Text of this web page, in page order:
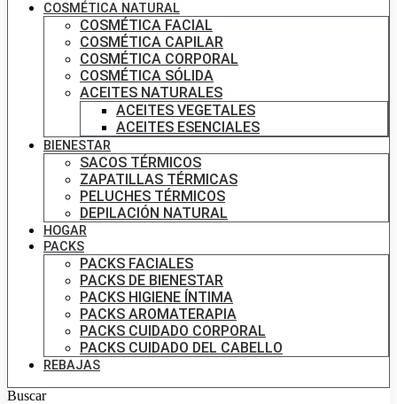
COSMÉTICA NATURAL
COSMÉTICA FACIAL
COSMÉTICA CAPILAR
COSMÉTICA CORPORAL
COSMÉTICA SÓLIDA
ACEITES NATURALES
ACEITES VEGETALES
ACEITES ESENCIALES
BIENESTAR
SACOS TÉRMICOS
ZAPATILLAS TÉRMICAS
PELUCHES TÉRMICOS
DEPILACIÓN NATURAL
HOGAR
PACKS
PACKS FACIALES
PACKS DE BIENESTAR
PACKS HIGIENE ÍNTIMA
PACKS AROMATERAPIA
PACKS CUIDADO CORPORAL
PACKS CUIDADO DEL CABELLO
REBAJAS
Buscar